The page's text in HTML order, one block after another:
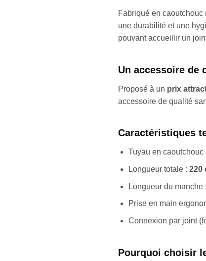
Fabriqué en caoutchouc
une durabilité et une
pouvant accueillir un
Un accessoire de
Proposé à un prix
accessoire de qualité
Caractéristiques
Tuyau en caoutchouc
Longueur totale : 220
Longueur du manche :
Prise en main
Connexion par joint
Pourquoi choisir